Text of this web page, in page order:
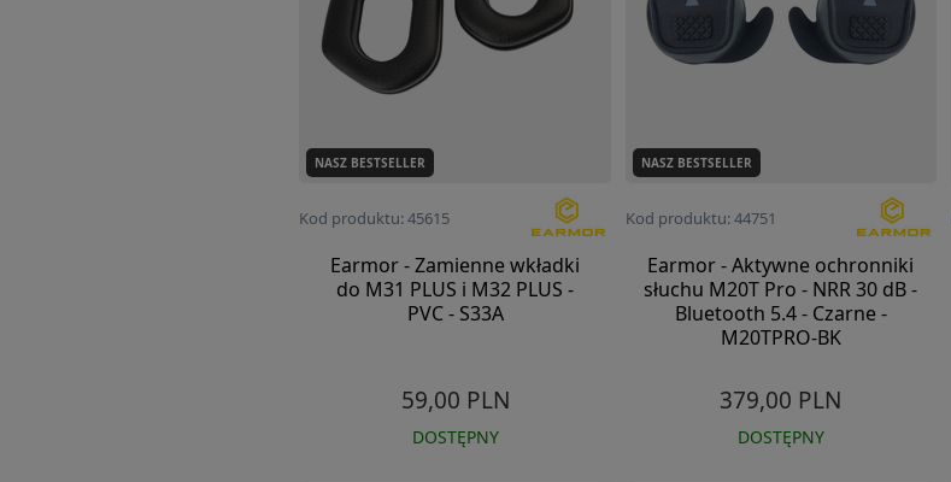
NASZ BESTSELLER
Kod produktu: 45615
Earmor - Zamienne wkładki
do M31 PLUS i M32 PLUS -
PVC - S33A
59,00 PLN
DOSTĘPNY
NASZ BESTSELLER
Kod produktu: 44751
Earmor - Aktywne ochronniki
słuchu M20T Pro - NRR 30 dB -
Bluetooth 5.4 - Czarne -
M20TPRO-BK
379,00 PLN
DOSTĘPNY